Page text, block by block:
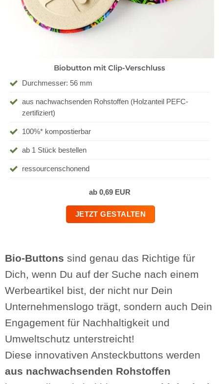
Biobutton mit Clip-Verschluss
Durchmesser: 56 mm
aus nachwachsenden Rohstoffen (Holzanteil PEFC-
zertifiziert)
100%* kompostierbar
ab 1 Stück bestellen
ressourcenschonend
ab 0,69 EUR
JETZT GESTALTEN
Bio-Buttons sind genau das Richtige für
Dich, wenn Du auf der Suche nach einem
Werbeartikel bist, der nicht nur Dein
Unternehmenslogo trägt, sondern auch Dein
Engagement für Nachhaltigkeit und
Umweltschutz unterstreicht!
Diese innovativen Ansteckbuttons werden
aus nachwachsenden Rohstoffen